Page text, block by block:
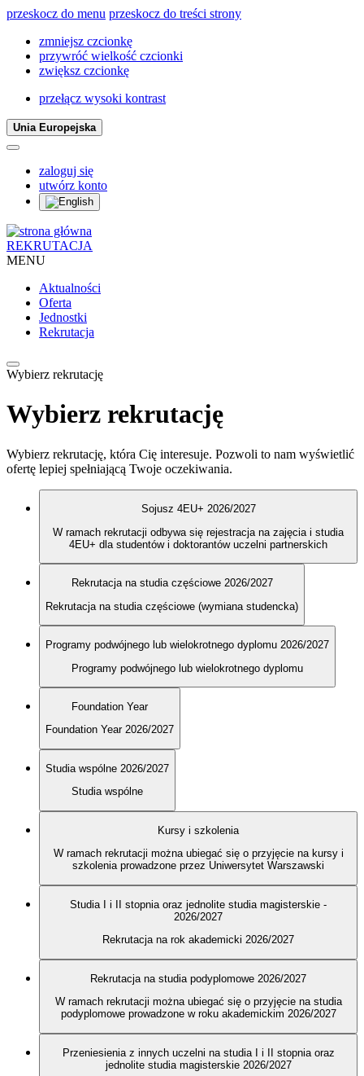
przeskocz do menu przeskocz do treści strony
zmniejsz czcionkę
przywróć wielkość czcionki
zwiększ czcionkę
przełącz wysoki kontrast
Unia Europejska
zaloguj się
utwórz konto
REKRUTACJA
MENU
Aktualności
Oferta
Jednostki
Rekrutacja
Wybierz rekrutację
Wybierz rekrutację
Wybierz rekrutację, która Cię interesuje. Pozwoli to nam wyświetlić
ofertę lepiej spełniającą Twoje oczekiwania.
Sojusz 4EU+ 2026/2027
W ramach rekrutacji odbywa się rejestracja na zajęcia i studia
4EU+ dla studentów i doktorantów uczelni partnerskich
Rekrutacja na studia częściowe 2026/2027
Rekrutacja na studia częściowe (wymiana studencka)
Programy podwójnego lub wielokrotnego dyplomu 2026/2027
Programy podwójnego lub wielokrotnego dyplomu
Foundation Year
Foundation Year 2026/2027
Studia wspólne 2026/2027
Studia wspólne
Kursy i szkolenia
W ramach rekrutacji można ubiegać się o przyjęcie na kursy i
szkolenia prowadzone przez Uniwersytet Warszawski
Studia I i II stopnia oraz jednolite studia magisterskie -
2026/2027
Rekrutacja na rok akademicki 2026/2027
Rekrutacja na studia podyplomowe 2026/2027
W ramach rekrutacji można ubiegać się o przyjęcie na studia
podyplomowe prowadzone w roku akademickim 2026/2027
Przeniesienia z innych uczelni na studia I i II stopnia oraz
jednolite studia magisterskie 2026/2027